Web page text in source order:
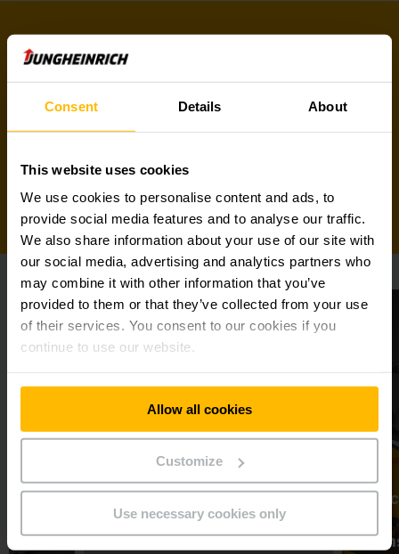
Consent Details About
This website uses cookies
We use cookies to personalise content and ads, to
provide social media features and to analyse our traffic.
We also share information about your use of our site with
our social media, advertising and analytics partners who
may combine it with other information that you’ve
provided to them or that they’ve collected from your use
of their services. You consent to our cookies if you
continue to use our website.
Allow all cookies
Customize
Use necessary cookies only
ที่ยุงค์ไฮน์ริชมีบริการให้เช่าโฟล์คลิฟท์แบบไหนบ้าง
ยุงไฮน์ริชมีบริการให้เช่ารถโฟล์คลิฟท์ไฟฟ้าหลากหลายรูปแบบที่ตอบโจทย์การ
ดีเซลแก๊ส เพราะไม่มีค่าใช้จ่ายในการเติมน้ำมัน ทั้งยังมีการทำงานที่เงียบกว่า
ของเรามีดังนี้
เช่ารถลากพาเลทไฟฟ้า
เช่